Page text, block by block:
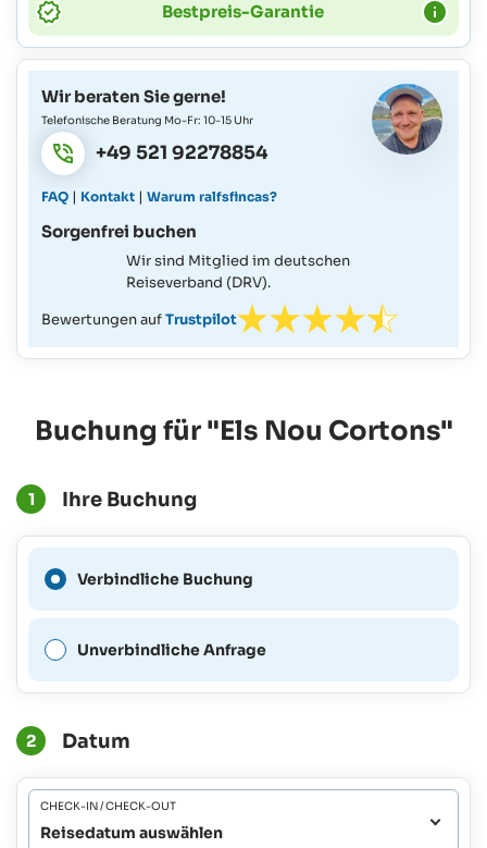
Bestpreis-Garantie
Wir beraten Sie gerne!
Telefonische Beratung Mo-Fr: 10-15 Uhr
+49 521 92278854
FAQ | Kontakt | Warum ralfsfincas?
Sorgenfrei buchen
Wir sind Mitglied im deutschen
Reiseverband (DRV).
Bewertungen aufTrustpilot
Buchung für "Els Nou Cortons"
1 Ihre Buchung
Verbindliche Buchungist für diesen Zeitraum nicht
Unverbindliche Anfrage
2 Datum
CHECK-IN / CHECK-OUT
Reisedatum auswählen